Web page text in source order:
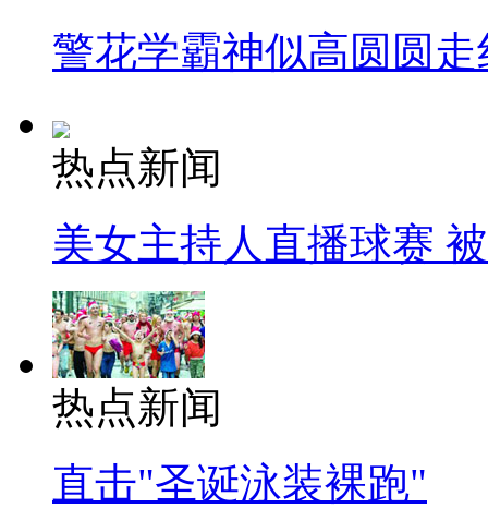
警花学霸神似高圆圆走
热点新闻
美女主持人直播球赛
热点新闻
直击"圣诞泳装裸跑"